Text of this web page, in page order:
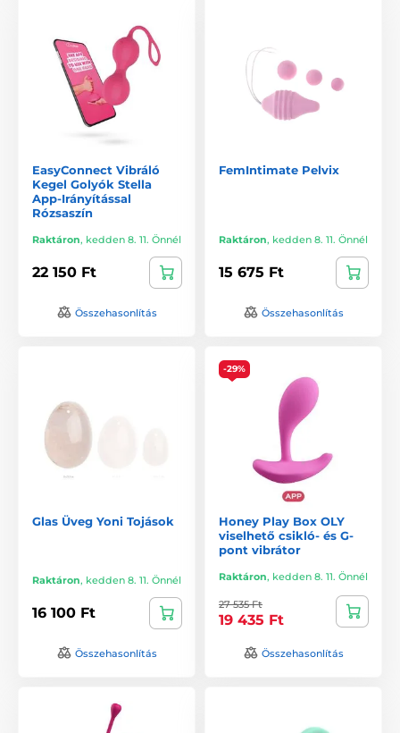
EasyConnect Vibráló
Kegel Golyók Stella
App-Irányítással
Rózsaszín
Raktáron, kedden 8. 11. Önnél
22 150 Ft
Összehasonlítás
FemIntimate Pelvix
Raktáron, kedden 8. 11. Önnél
15 675 Ft
Összehasonlítás
Glas Üveg Yoni Tojások
Raktáron, kedden 8. 11. Önnél
16 100 Ft
Összehasonlítás
-29%
Honey Play Box OLY
viselhető csikló- és G-
pont vibrátor
Raktáron, kedden 8. 11. Önnél
27 535 Ft
19 435 Ft
Összehasonlítás